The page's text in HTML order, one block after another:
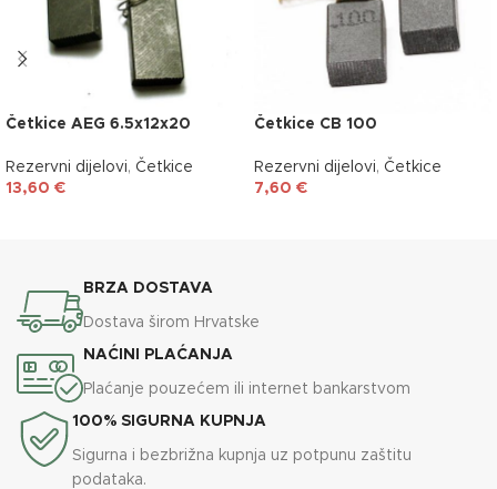
Četkice AEG 6.5x12x20
Rezervni dijelovi, Četkice
13,60 €
Četkice CB 100
Rezervni dijelovi, Četkice
7,60 €
BRZA DOSTAVA
Dostava širom Hrvatske
NAĆINI PLAĆANJA
Plaćanje pouzećem ili internet bankarstvom
100% SIGURNA KUPNJA
Sigurna i bezbrižna kupnja uz potpunu zaštitu
podataka.